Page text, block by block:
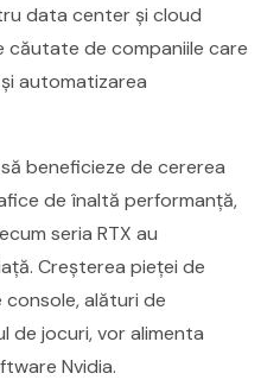
data center și cloud
de companiile care
automatizarea
beneficieze de cererea
de înaltă performanță,
seria RTX au
Creșterea pieței de
alături de
de jocuri, vor alimenta
Nvidia.